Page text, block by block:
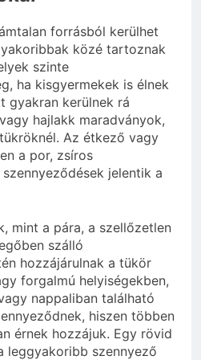
forrásból kerülhet
közé tartoznak
szinte
ha kisgyermekek is élnek
gyakran kerülnek rá
hajlakk maradványok,
Az étkező vagy
a por, zsíros
jelentik a
mint a pára, a szellőzetlen
szálló
hozzájárulnak a tükör
forgalmú helyiségekben,
nappaliban található
hiszen többen
érnek hozzájuk. Egy rövid
leggyakoribb szennyező